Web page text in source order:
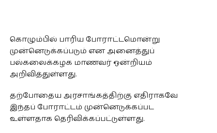
கொழும்பில் பாரிய போராட்டமொன்று
முன்னெடுக்கப்படும் என அனைத்துப்
பல்கலைக்கழக மாணவர் ஒன்றியம்
அறிவித்துள்ளது.
தற்போதைய அரசாங்கத்திற்கு எதிராகவே
இந்தப் போராட்டம் முன்னெடுக்கப்பட
உள்ளதாக தெரிவிக்கப்பட்டுள்ளது.